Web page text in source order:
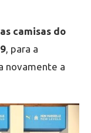
camisas do
, para a
novamente a